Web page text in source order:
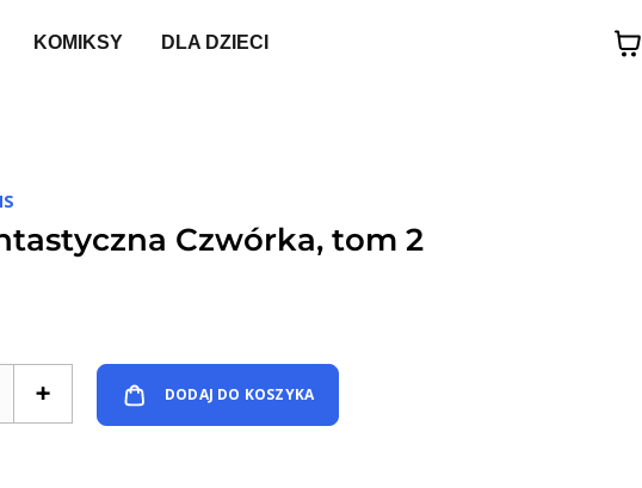
KOMIKSY DLA DZIECI
Czwórka, tom 2
+ DODAJ DO KOSZYKA